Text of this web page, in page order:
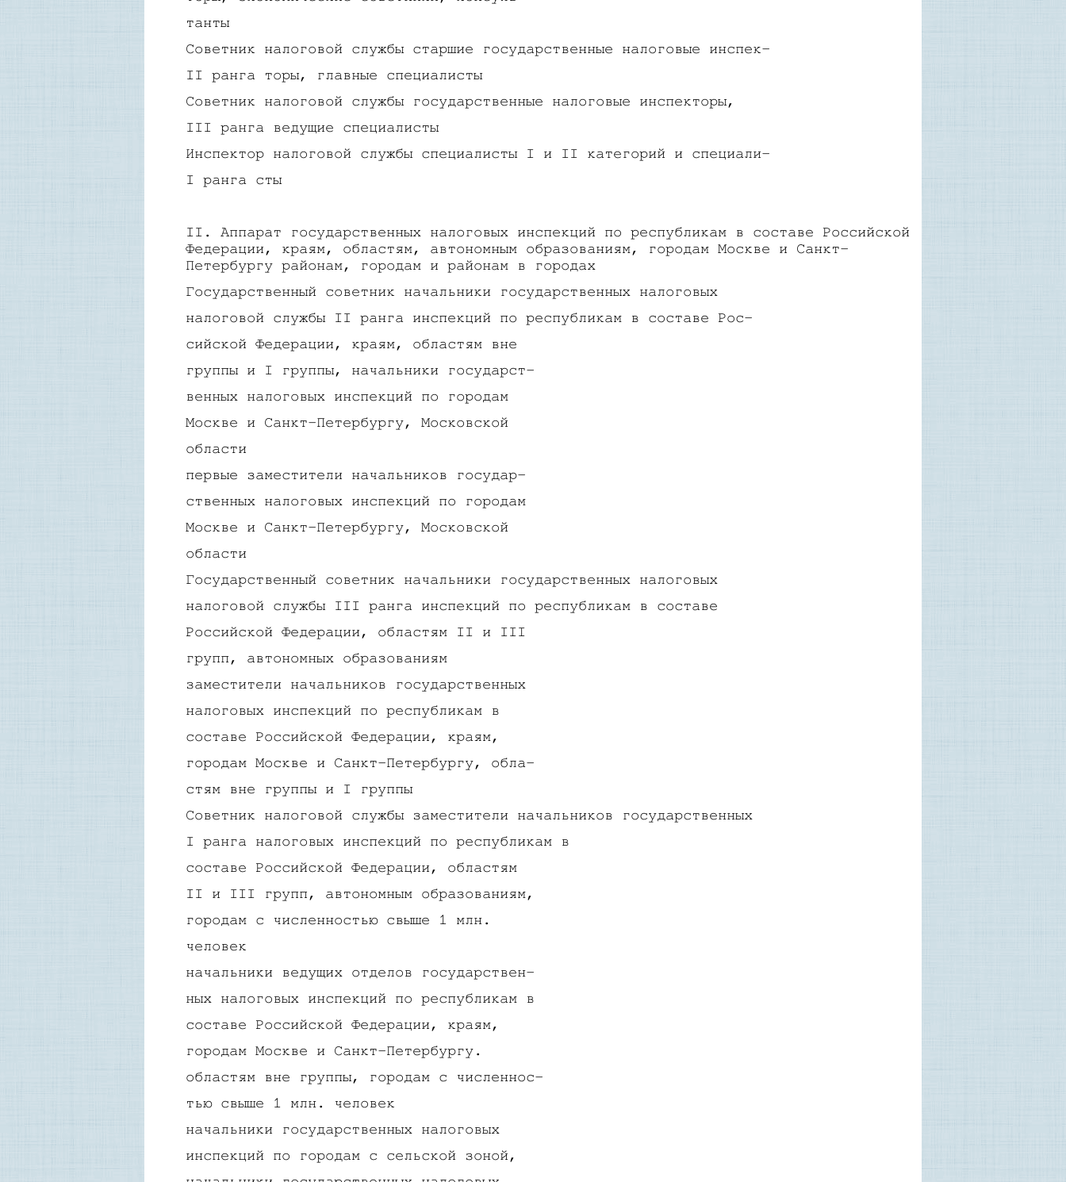
танты
Советник налоговой службы старшие государственные налоговые инспек-
II ранга торы, главные специалисты
Советник налоговой службы государственные налоговые инспекторы,
III ранга ведущие специалисты
Инспектор налоговой службы специалисты I и II категорий и специали-
I ранга сты
II. Аппарат государственных налоговых инспекций по республикам в составе Российской
Федерации, краям, областям, автономным образованиям, городам Москве и Санкт-
Петербургу районам, городам и районам в городах
Государственный советник начальники государственных налоговых
налоговой службы II ранга инспекций по республикам в составе Рос-
сийской Федерации, краям, областям вне
группы и I группы, начальники государст-
венных налоговых инспекций по городам
Москве и Санкт-Петербургу, Московской
области
первые заместители начальников государ-
ственных налоговых инспекций по городам
Москве и Санкт-Петербургу, Московской
области
Государственный советник начальники государственных налоговых
налоговой службы III ранга инспекций по республикам в составе
Российской Федерации, областям II и III
групп, автономных образованиям
заместители начальников государственных
налоговых инспекций по республикам в
составе Российской Федерации, краям,
городам Москве и Санкт-Петербургу, обла-
стям вне группы и I группы
Советник налоговой службы заместители начальников государственных
I ранга налоговых инспекций по республикам в
составе Российской Федерации, областям
II и III групп, автономным образованиям,
городам с численностью свыше 1 млн.
человек
начальники ведущих отделов государствен-
ных налоговых инспекций по республикам в
составе Российской Федерации, краям,
городам Москве и Санкт-Петербургу.
областям вне группы, городам с численнос-
тью свыше 1 млн. человек
начальники государственных налоговых
инспекций по городам с сельской зоной,